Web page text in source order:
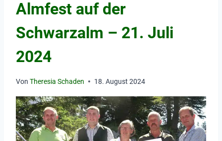
Almfest auf der
Schwarzalm – 21. Juli
2024
Von Theresia Schaden 18. August 2024